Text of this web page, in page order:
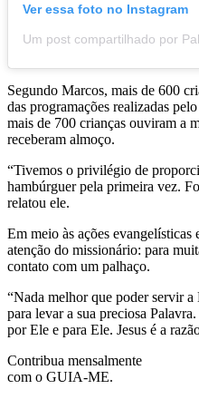
Ver essa foto no Instagram
Segundo Marcos, mais de 600
das programações realizadas
mais de 700 crianças ouviram a
receberam almoço.
“Tivemos o privilégio de
hambúrguer pela primeira vez.
relatou ele.
Em meio às ações evangelísticas
atenção do missionário: para
contato com um palhaço.
“Nada melhor que poder servir
para levar a sua preciosa
por Ele e para Ele. Jesus é a
Contribua mensalmente
com o GUIA-ME.